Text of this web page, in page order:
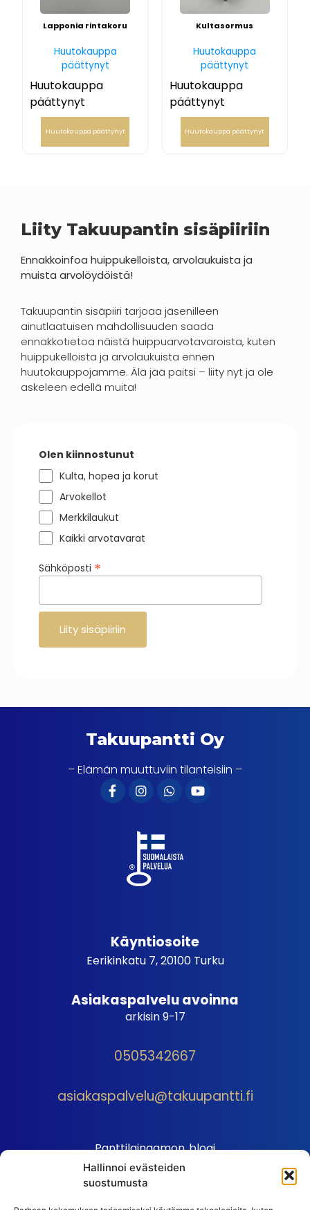
Hallinnoi evästeiden
suostumusta
Lapponia rintakoru
Huutokauppa
päättynyt
Huutokauppa
päättynyt
Huutokauppa päättynyt
Kultasormus
Huutokauppa
päättynyt
Huutokauppa
päättynyt
Huutokauppa päättynyt
Liity Takuupantin sisäpiiriin
Ennakkoinfoa huippukelloista, arvolaukuista ja
muista arvolöydöistä!
Takuupantin sisäpiiri tarjoaa jäsenilleen
ainutlaatuisen mahdollisuuden saada
ennakkotietoa näistä huippuarvotavaroista, kuten
huippukelloista ja arvolaukuista ennen
huutokauppojamme. Älä jää paitsi – liity nyt ja ole
askeleen edellä muita!
Olen kiinnostunut
Kulta, hopea ja korut
Arvokellot
Merkkilaukut
Kaikki arvotavarat
Sähköposti *
Takuupantti Oy
– Elämän muuttuviin tilanteisiin –
Käyntiosoite
Eerikinkatu 7, 20100 Turku
Asiakaspalvelu avoinna
arkisin 9-17
0505342667
asiakaspalvelu@takuupantti.fi
Panttilainaamon blogi
Palveluhinnasto
Sopimusehdot